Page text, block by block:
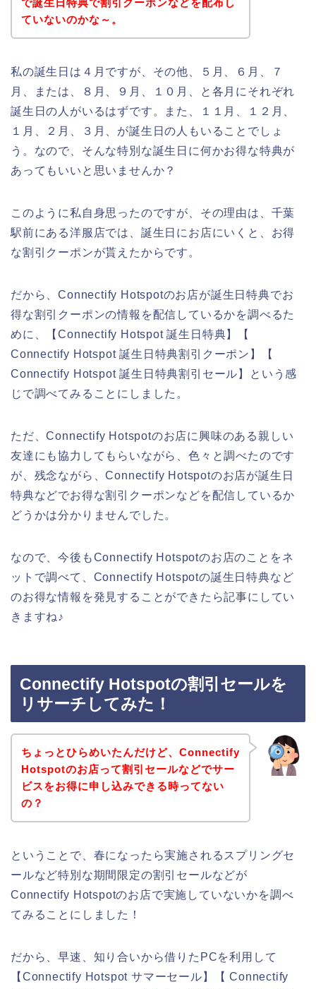
で誕生日特典で割引クーポンなどを配布し
ていないのかな～。
私の誕生日は４月ですが、その他、５月、６月、７
月、または、８月、９月、１０月、と各月にそれぞれ
誕生日の人がいるはずです。また、１１月、１２月、
１月、２月、３月、が誕生日の人もいることでしょ
う。なので、そんな特別な誕生日に何かお得な特典が
あってもいいと思いませんか？
このように私自身思ったのですが、その理由は、千葉
駅前にある洋服店では、誕生日にお店にいくと、お得
な割引クーポンが貰えたからです。
だから、Connectify Hotspotのお店が誕生日特典でお
得な割引クーポンの情報を配信しているかを調べるた
めに、【Connectify Hotspot 誕生日特典】【
Connectify Hotspot 誕生日特典割引クーポン】【
Connectify Hotspot 誕生日特典割引セール】という感
じで調べてみることにしました。
ただ、Connectify Hotspotのお店に興味のある親しい
友達にも協力してもらいながら、色々と調べたのです
が、残念ながら、Connectify Hotspotのお店が誕生日
特典などでお得な割引クーポンなどを配信しているか
どうかは分かりませんでした。
なので、今後もConnectify Hotspotのお店のことをネ
ットで調べて、Connectify Hotspotの誕生日特典など
のお得な情報を発見することができたら記事にしてい
きますね♪
Connectify Hotspotの割引セールを
リサーチしてみた！
ちょっとひらめいたんだけど、Connectify
Hotspotのお店って割引セールなどでサー
ビスをお得に申し込みできる時ってない
の？
ということで、春になったら実施されるスプリングセ
ールなど特別な期間限定の割引セールなどが
Connectify Hotspotのお店で実施していないかを調べ
てみることにしました！
だから、早速、知り合いから借りたPCを利用して
【Connectify Hotspot サマーセール】【 Connectify